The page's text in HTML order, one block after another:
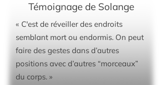
Témoignage de Solange
« C'est de réveiller des endroits
semblant mort ou endormis. On peut
faire des gestes dans d’autres
positions avec d’autres “morceaux”
du corps. »